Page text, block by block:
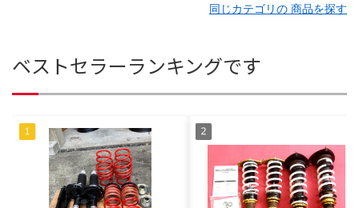
同じカテゴリの 商品を探す
ベストセラーランキングです